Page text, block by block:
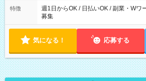
特徴
週1日からOK / 日払いOK / 副業・Wワ
募集
気になる！ 応募する